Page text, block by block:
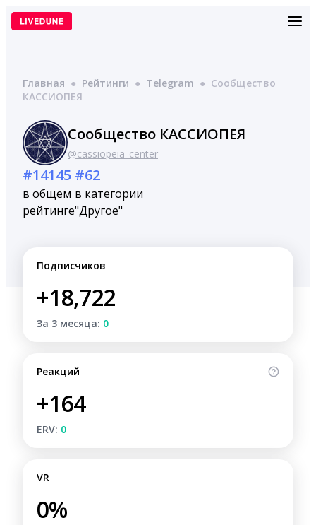
Перейти
Главная ● Рейтинги ● Telegram ● Сообщество
КАССИОПЕЯ
Сообщество КАССИОПЕЯ
@cassiopeia_center
#14145
в общем
рейтинге
#62
в категории
"Другое"
Подписчиков
+18,722
За 3 месяца: 0
Реакций
+164
ERV: 0
VR
0%